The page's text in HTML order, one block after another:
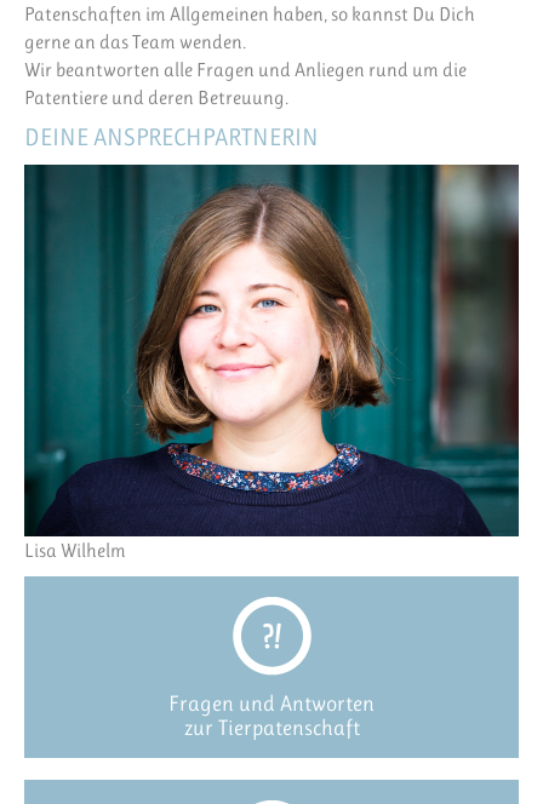
Patenschaften im Allgemeinen haben, so kannst Du Dich
gerne an das Team wenden.
Wir beantworten alle Fragen und Anliegen rund um die
Patentiere und deren Betreuung.
DEINE ANSPRECHPARTNERIN
Lisa Wilhelm
Fragen und Antworten
zur Tierpatenschaft